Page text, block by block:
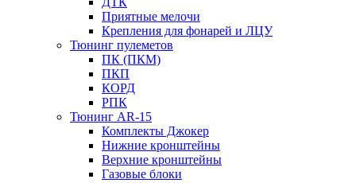
Приятные мелочи
Крепления для фонарей и ЛЦУ
Тюнинг пулеметов
ПК (ПКМ)
ПКП
КОРД
РПК
Тюнинг AR-15
Комплекты Джокер
Нижние кронштейны
Верхние кронштейны
Газовые блоки